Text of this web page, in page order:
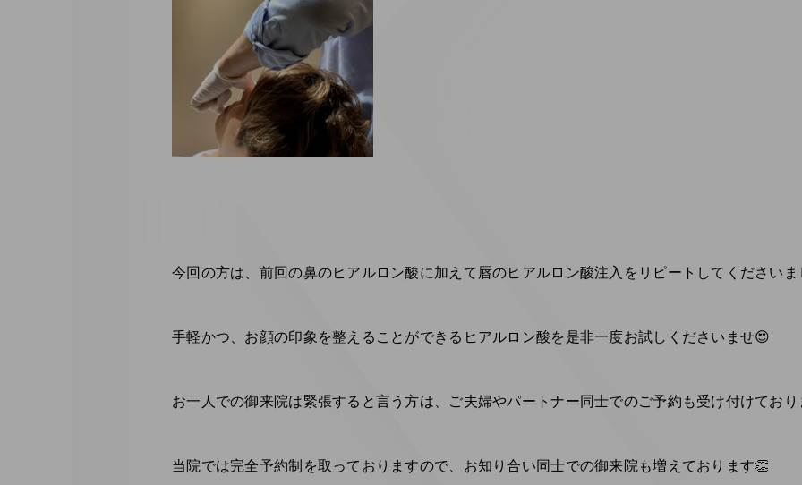
今回の方は、前回の鼻のヒアルロン酸に加えて唇のヒアルロン酸注入をリピートしてくださいま
手軽かつ、お顔の印象を整えることができるヒアルロン酸を是非一度お試しくださいませ😍
お一人での御来院は緊張すると言う方は、ご夫婦やパートナー同士でのご予約も受け付けており
当院では完全予約制を取っておりますので、お知り合い同士での御来院も増えております👏